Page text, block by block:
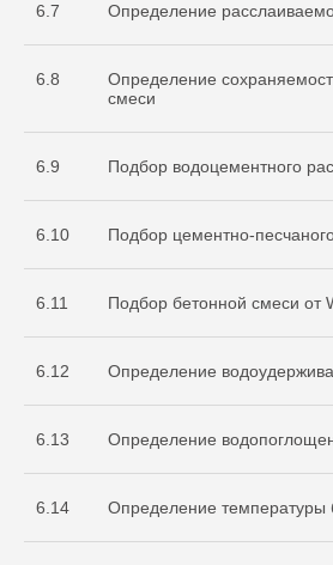
6.7 Определение
6.8
Определение
смеси
6.9 Подбор водоцементного
6.10 Подбор цементно-
6.11 Подбор бетонной смеси от
6.12 Определение
6.13 Определение
6.14 Определение температуры
по необходимым объемам испытаний
ОСТАВИТЬ ЗАЯВКУ
info@sdo-eng.ru
+7 999 996 42 12